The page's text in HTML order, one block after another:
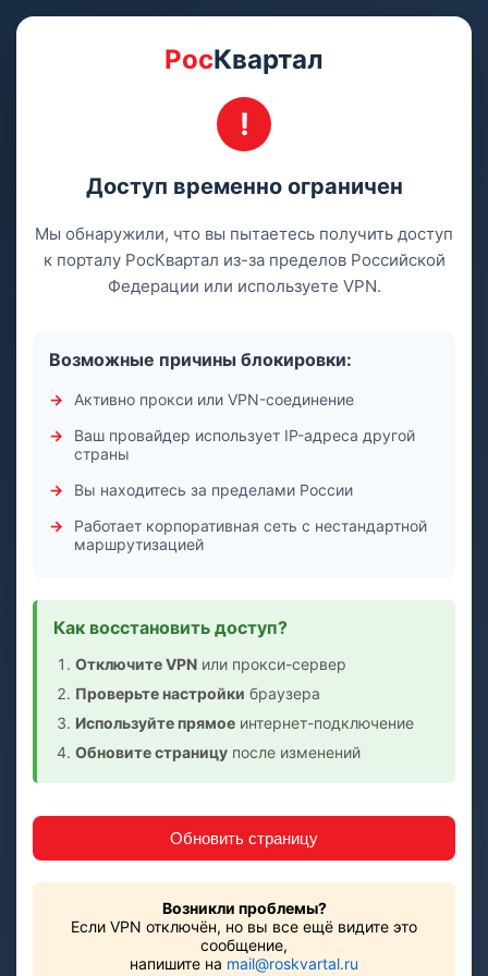
РосКвартал
Доступ временно ограничен
Мы обнаружили, что вы пытаетесь получить доступ
к порталу РосКвартал из-за пределов Российской
Федерации или используете VPN.
Возможные причины блокировки:
Активно прокси или VPN-соединение
Ваш провайдер использует IP-адреса другой
страны
Вы находитесь за пределами России
Работает корпоративная сеть с нестандартной
маршрутизацией
Как восстановить доступ?
Отключите VPN или прокси-сервер
Проверьте настройки браузера
Используйте прямое интернет-подключение
Обновите страницу после изменений
Обновить страницу
Возникли проблемы?
Если VPN отключён, но вы все ещё видите это
сообщение,
напишите на mail@roskvartal.ru